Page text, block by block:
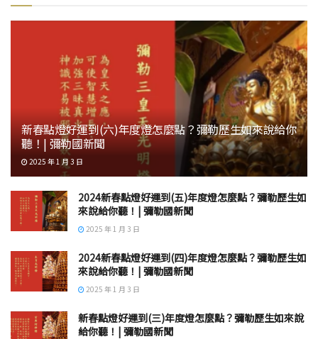
新春點燈好運到(六)年度燈怎麼點？彌勒歷生如來說給你
聽！| 彌勒國新聞
2025 年 1 月 3 日
2024新春點燈好運到(五)年度燈怎麼點？彌勒歷生如
來說給你聽！| 彌勒國新聞
2025 年 1 月 3 日
2024新春點燈好運到(四)年度燈怎麼點？彌勒歷生如
來說給你聽！| 彌勒國新聞
2025 年 1 月 3 日
新春點燈好運到(三)年度燈怎麼點？彌勒歷生如來說
給你聽！| 彌勒國新聞